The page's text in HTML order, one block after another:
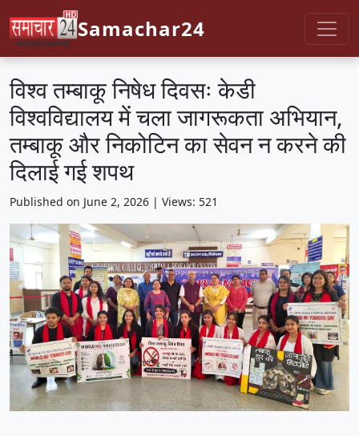
Samachar24
विश्व तम्बाकू निषेध दिवसः केडी
विश्वविद्यालय में चला जागरूकता अभियान,
तम्बाकू और निकोटिन का सेवन न करने की
दिलाई गई शपथ
Published on June 2, 2026 | Views: 521